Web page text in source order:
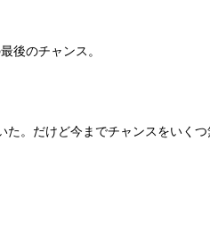
後のチャンス。
。だけど今までチャンスをいくつ